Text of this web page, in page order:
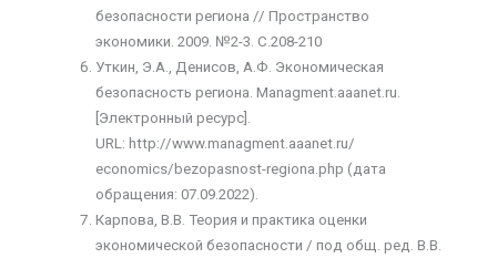
безопасности региона // Пространство
экономики. 2009. №2-3. С.208-210
Уткин, Э.А., Денисов, А.Ф. Экономическая
безопасность региона. Managment.aaanet.ru.
[Электронный ресурс].
URL: http://www.managment.aaanet.ru/
economics/bezopasnost-regiona.php (дата
обращения: 07.09.2022).
Карпова, В.В. Теория и практика оценки
экономической безопасности / под общ. ред. В.В.